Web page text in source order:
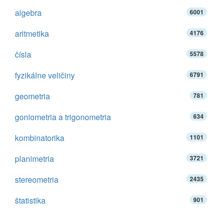
algebra 6001
aritmetika 4176
čísla 5578
fyzikálne veličiny 6791
geometria 781
goniometria a trigonometria 634
kombinatorika 1101
planimetria 3721
stereometria 2435
štatistika 901